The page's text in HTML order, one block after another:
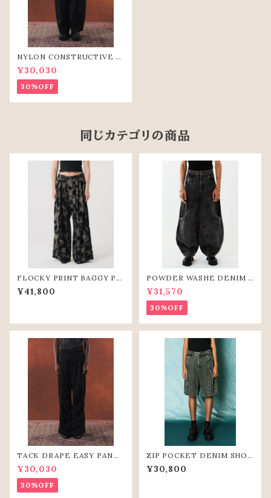
NYLON CONSTRUCTIVE W
IDE PANTS(BLK)
¥30,030
30%OFF
同じカテゴリの商品
FLOCKY PRINT BAGGY PA
NTS (GRY)
¥41,800
POWDER WASHE DENIM C
URVE PANTS(BLK)
¥31,570
30%OFF
TACK DRAPE EASY PANTS
(BLK)
¥30,030
30%OFF
ZIP POCKET DENIM SHOR
T PANTS（GRY）
¥30,800